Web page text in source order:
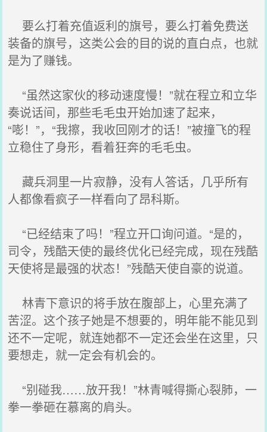
要么打着充值返利的旗号，要么打着免费送
装备的旗号，这类公会的目的说的直白点，也就
是为了赚钱。
“虽然这家伙的移动速度慢！”就在程立和立华
奏说话间，那些毛毛虫开始加速了起来，
“嘭！”，“我擦，我收回刚才的话！”被撞飞的程
立稳住了身形，看着狂奔的毛毛虫。
藏兵洞里一片寂静，没有人答话，几乎所有
人都像看疯子一样看向了昂科斯。
“已经结束了吗！”程立开口询问道。“是的，
司令，残酷天使的最终优化已经完成，现在残酷
天使将是最强的状态！”残酷天使自豪的说道。
林青下意识的将手放在腹部上，心里充满了
苦涩。这个孩子她是不想要的，明年能不能见到
还不一定呢，就连她都不一定还会坐在这里，只
要想走，就一定会有机会的。
“别碰我……放开我！”林青喊得撕心裂肺，一
拳一拳砸在慕离的肩头。